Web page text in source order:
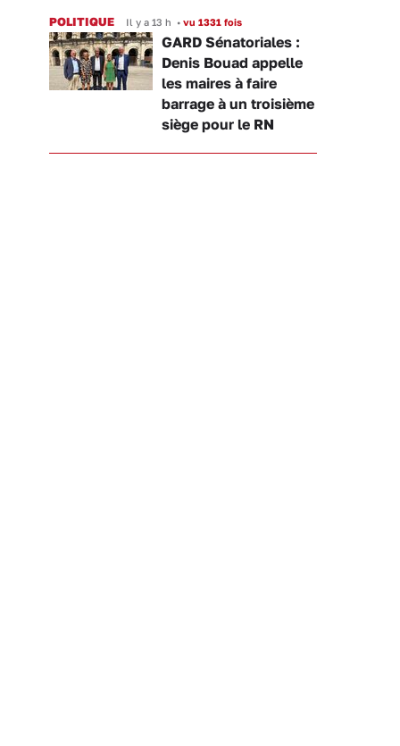
POLITIQUE Il y a 13 h • vu 1331 fois
GARD Sénatoriales :
Denis Bouad appelle
les maires à faire
barrage à un troisième
siège pour le RN